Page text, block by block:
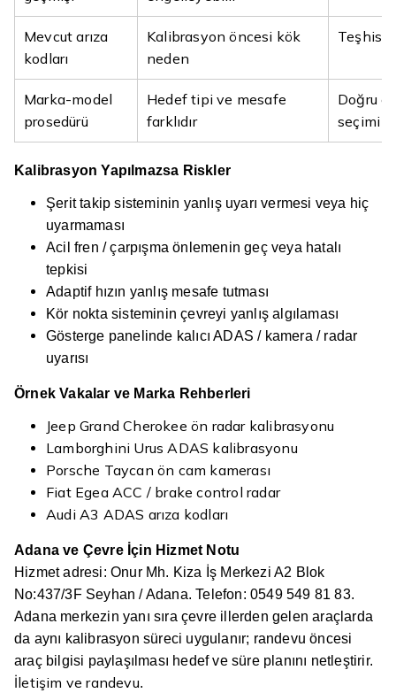
Mevcut arıza
kodları
Kalibrasyon öncesi kök
neden
Teşhis
Marka-model
prosedürü
Hedef tipi ve mesafe
farklıdır
Doğru
seçimi
Kalibrasyon Yapılmazsa Riskler
Şerit takip sisteminin yanlış uyarı vermesi veya hiç
uyarmaması
Acil fren / çarpışma önlemenin geç veya hatalı
tepkisi
Adaptif hızın yanlış mesafe tutması
Kör nokta sisteminin çevreyi yanlış algılaması
Gösterge panelinde kalıcı ADAS / kamera / radar
uyarısı
Örnek Vakalar ve Marka Rehberleri
Jeep Grand Cherokee ön radar kalibrasyonu
Lamborghini Urus ADAS kalibrasyonu
Porsche Taycan ön cam kamerası
Fiat Egea ACC / brake control radar
Audi A3 ADAS arıza kodları
Adana ve Çevre İçin Hizmet Notu
Hizmet adresi: Onur Mh. Kiza İş Merkezi A2 Blok
No:437/3F Seyhan / Adana. Telefon: 0549 549 81 83.
Adana merkezin yanı sıra çevre illerden gelen araçlarda
da aynı kalibrasyon süreci uygulanır; randevu öncesi
araç bilgisi paylaşılması hedef ve süre planını netleştirir.
İletişim ve randevu.